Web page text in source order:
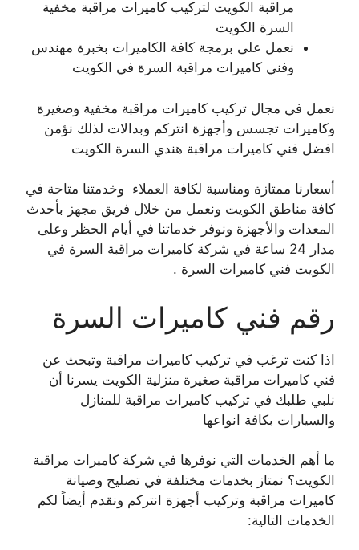
مراقبة الكويت لتركيب كاميرات مراقبة مخفية
السرة الكويت
نعمل على برمجة كافة الكاميرات بخبرة مهندس
وفني كاميرات مراقبة السرة في الكويت
نعمل في مجال تركيب كاميرات مراقبة مخفية وصغيرة
وكاميرات تجسس وأجهزة انتركم وبدالات لذلك نؤمن
افضل فني كاميرات مراقبة هندي السرة الكويت
أسعارنا ممتازة ومناسبة لكافة العملاء وخدمتنا متاحة في
كافة مناطق الكويت ونعمل من خلال فريق مجهز بأحدث
المعدات والأجهزة ونوفر خدماتنا في أيام الحظر وعلى
مدار 24 ساعة في شركة كاميرات مراقبة السرة في
الكويت فني كاميرات السرة .
رقم فني كاميرات السرة
اذا كنت ترغب في تركيب كاميرات مراقبة وتبحث عن
فني كاميرات مراقبة صغيرة منزلية الكويت يسرنا أن
نلبي طلبك في تركيب كاميرات مراقبة للمنازل
والسيارات بكافة انواعها
ما أهم الخدمات التي نوفرها في شركة كاميرات مراقبة
الكويت؟ نمتاز بخدمات مختلفة في تصليح وصيانة
كاميرات مراقبة وتركيب أجهزة انتركم ونقدم أيضاً لكم
الخدمات التالية: